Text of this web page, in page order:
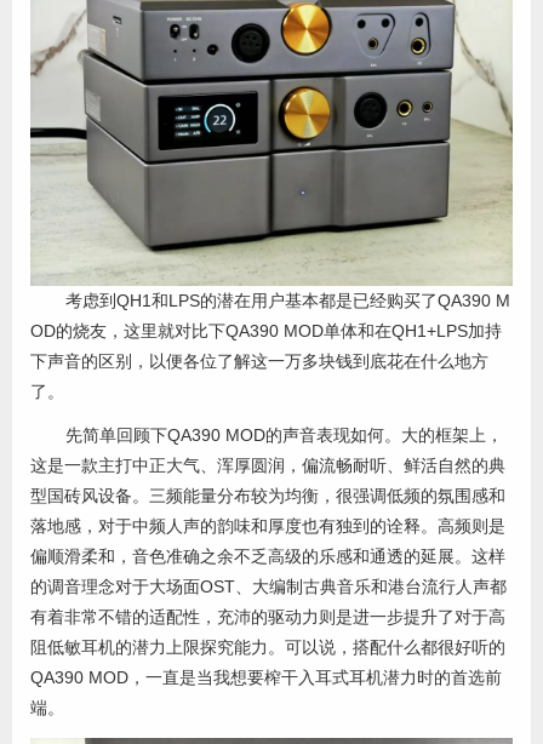
考虑到QH1和LPS的潜在用户基本都是已经购买了QA390 M
OD的烧友，这里就对比下QA390 MOD单体和在QH1+LPS加持
下声音的区别，以便各位了解这一万多块钱到底花在什么地方
了。
先简单回顾下QA390 MOD的声音表现如何。大的框架上，
这是一款主打中正大气、浑厚圆润，偏流畅耐听、鲜活自然的典
型国砖风设备。三频能量分布较为均衡，很强调低频的氛围感和
落地感，对于中频人声的韵味和厚度也有独到的诠释。高频则是
偏顺滑柔和，音色准确之余不乏高级的乐感和通透的延展。这样
的调音理念对于大场面OST、大编制古典音乐和港台流行人声都
有着非常不错的适配性，充沛的驱动力则是进一步提升了对于高
阻低敏耳机的潜力上限探究能力。可以说，搭配什么都很好听的
QA390 MOD，一直是当我想要榨干入耳式耳机潜力时的首选前
端。